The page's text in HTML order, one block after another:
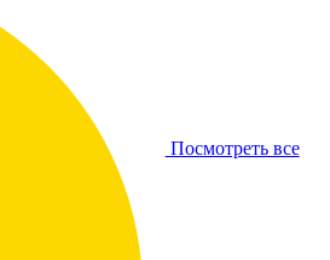
Посмотреть все